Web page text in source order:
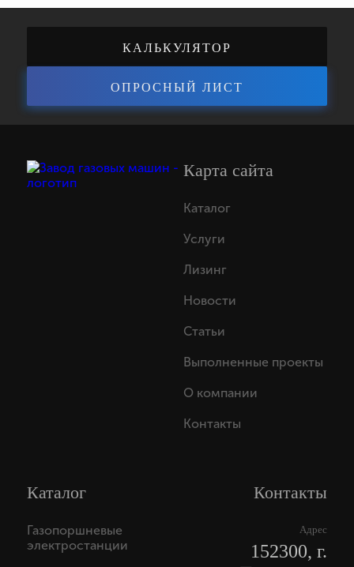
КАЛЬКУЛЯТОР
ЭНЕРГОЭФФЕКТИВНОСТИ
ОПРОСНЫЙ ЛИСТ
Карта сайта
Каталог
Услуги
Лизинг
Новости
Статьи
Выполненные проекты
О компании
Контакты
Каталог
Газопоршневые
электростанции
Контакты
Адрес
152300, г.